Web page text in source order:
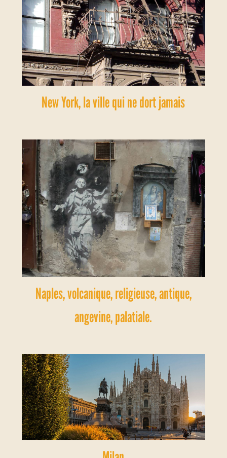
New York, la ville qui ne dort jamais
Naples, volcanique, religieuse, antique,
angevine, palatiale.